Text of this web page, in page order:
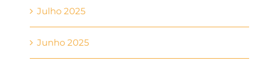
Julho 2025
Junho 2025